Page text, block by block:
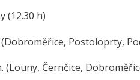
(12.30 h)
Postoloprty,
Černčice,